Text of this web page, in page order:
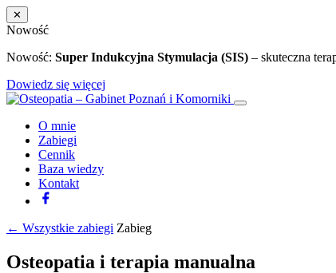
✕
Nowość
Nowość: Super Indukcyjna Stymulacja (SIS) – skuteczna
Dowiedz się więcej
O mnie
Zabiegi
Cennik
Baza wiedzy
Kontakt
← Wszystkie zabiegi Zabieg
Osteopatia i terapia manualna